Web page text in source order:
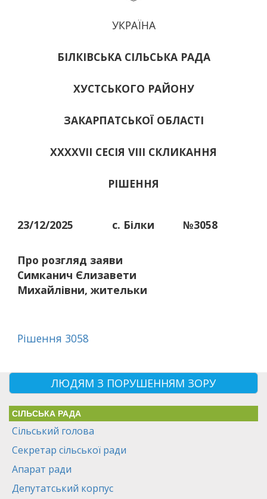
УКРАЇНА
БІЛКІВСЬКА СІЛЬСЬКА РАДА
ХУСТСЬКОГО РАЙОНУ
ЗАКАРПАТСЬКОЇ ОБЛАСТІ
ХХХХVІІ СЕСІЯ VIII СКЛИКАННЯ
РІШЕННЯ
23/12/2025 с. Білки №3058
Про розгляд заяви
Симканич Єлизавети
Михайлівни, жительки
Рішення 3058
ЛЮДЯМ З ПОРУШЕННЯМ ЗОРУ
СІЛЬСЬКА РАДА
Сільський голова
Секретар сільської ради
Апарат ради
Депутатський корпус